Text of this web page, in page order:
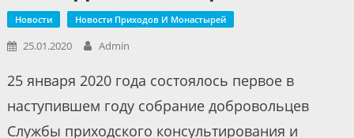
Новости Новости Приходов И Монастырей
25.01.2020 Admin
25 января 2020 года состоялось первое в
наступившем году собрание добровольцев
Службы приходского консультирования и